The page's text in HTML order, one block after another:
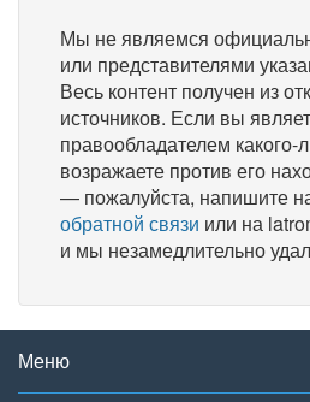
Мы не являемся
или представителями
Весь контент получен из
источников. Если вы
правообладателем какого-
возражаете против его
— пожалуйста, напишите
обратной связи или на
и мы незамедлительно
Меню